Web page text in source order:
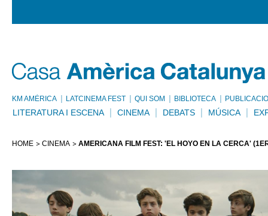
KM AMÈRICA LATCINEMA FEST QUI SOM BIBLIOTECA
LITERATURA I ESCENA CINEMA DEBATS MÚSICA
HOME CINEMA AMERICANA FILM FEST: 'EL HOYO EN LA CERCA'